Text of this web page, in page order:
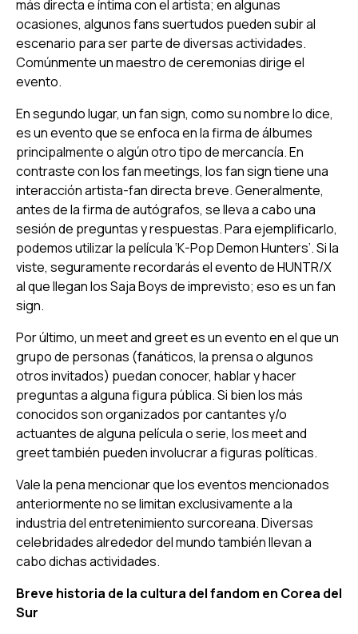
más directa e íntima con el artista; en algunas
ocasiones, algunos fans suertudos pueden subir al
escenario para ser parte de diversas actividades.
Comúnmente un maestro de ceremonias dirige el
evento.
En segundo lugar, unfan sign, como su nombre lo dice,
es un evento que se enfoca en la firma de álbumes
principalmente o algún otro tipo de mercancía. En
contraste con los fan meetings, losfan signtiene una
interacción artista-fan directa breve. Generalmente,
antes de la firma de autógrafos, se lleva a cabo una
sesión de preguntas y respuestas. Para ejemplificarlo,
podemos utilizar la película ‘K-Pop Demon Hunters’. Si la
viste, seguramente recordarás el evento de HUNTR/X
al que llegan los Saja Boys de imprevisto; eso es unfan
sign.
Por último, unmeet and greetes un evento en el que un
grupo de personas (fanáticos, la prensa o algunos
otros invitados) puedan conocer, hablar y hacer
preguntas a alguna figura pública. Si bien los más
conocidos son organizados por cantantes y/o
actuantes de alguna película o serie, losmeet and
greettambién pueden involucrar a figuras políticas.
Vale la pena mencionar que los eventos mencionados
anteriormente no se limitan exclusivamente a la
industria del entretenimiento surcoreana. Diversas
celebridades alrededor del mundo también llevan a
cabo dichas actividades.
Breve historia de la cultura del fandom en Corea del
Sur